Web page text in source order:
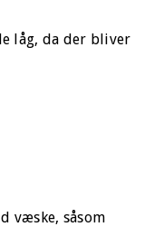
låg, da der bliver
væske, såsom